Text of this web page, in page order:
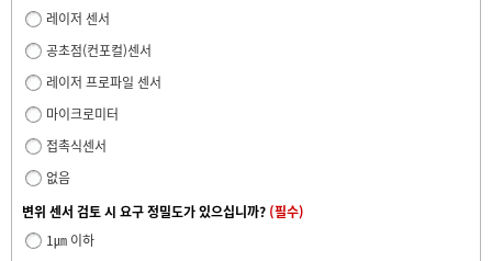
레이저 센서
공초점(컨포컬)센서
레이저 프로파일 센서
마이크로미터
접촉식센서
없음
변위 센서 검토 시 요구 정밀도가 있으십니까? (필수)
1㎛ 이하